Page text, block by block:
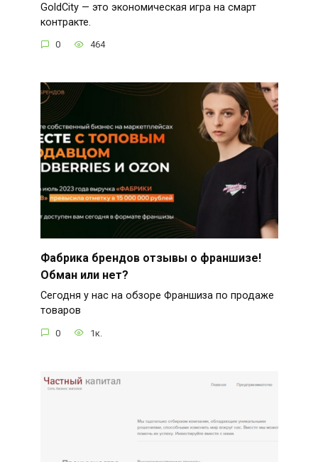
GoldCity — это экономическая игра на смарт
контракте.
0 464
Фабрика брендов отзывы о франшизе!
Обман или нет?
Сегодня у нас на обзоре Франшиза по продаже
товаров
0 1к.